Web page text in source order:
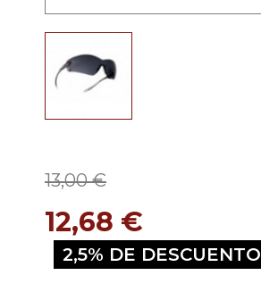
13,00 €
12,68 €
2,5% DE DESCUENTO